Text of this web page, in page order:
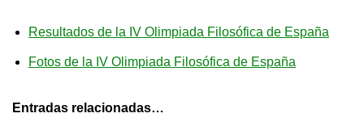
Resultados de la IV Olimpiada Filosófica de España
Fotos de la IV Olimpiada Filosófica de España
Entradas relacionadas…